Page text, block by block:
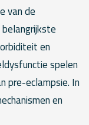
van de
en
spelen
pre-eclampsie. In
en